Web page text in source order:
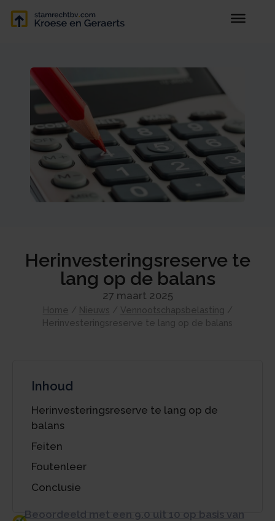
Herinvesteringsreserve te
lang op de balans
27 maart 2025
Home / Nieuws / Vennootschapsbelasting /
Herinvesteringsreserve te lang op de balans
Inhoud
Herinvesteringsreserve te lang op de
balans
Feiten
Foutenleer
Conclusie
Beoordeeld met een 9.0 uit 10 op basis van